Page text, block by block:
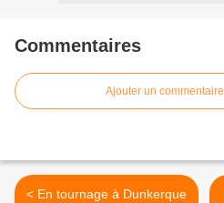
Commentaires
Ajouter un commentaire
< En tournage à Dunkerque